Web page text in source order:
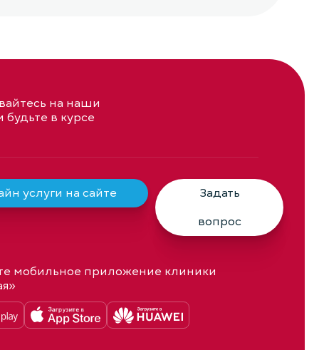
на наши
будьте в курсе
услуги на сайте
Задать
вопрос
мобильное приложение клиники